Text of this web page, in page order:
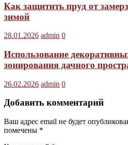
Как защитить пруд от
зимой
28.01.2026 admin 0
Использование
зонирования дачного
26.02.2026 admin 0
Добавить комментарий
Ваш адрес email не будет
помечены *